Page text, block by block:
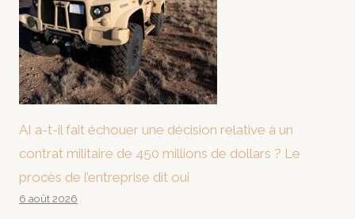
AI a-t-il fait échouer une décision relative à un
contrat militaire de 450 millions de dollars ? Le
procès de l’entreprise dit oui
6 août 2026